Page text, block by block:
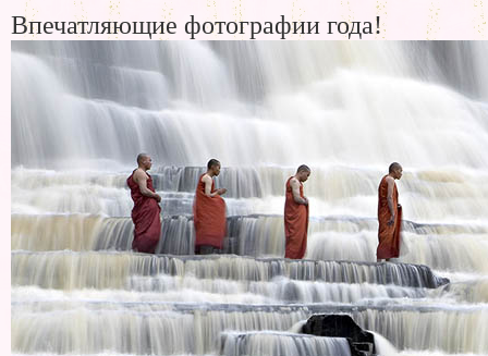
Впечатляющие фотографии года!